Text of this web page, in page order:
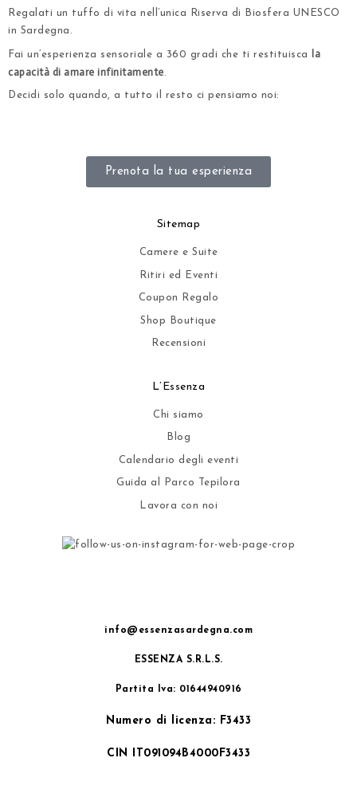
Regalati un tuffo di vita nell’unica Riserva di Biosfera UNESCO
in Sardegna.
Fai un’esperienza sensoriale a 360 gradi che ti restituisca la
capacità di amare infinitamente
Decidi solo quando, a tutto il resto ci pensiamo noi:
Prenota la tua esperienza
Sitemap
Camere e Suite
Ritiri ed Eventi
Coupon Regalo
Shop Boutique
Recensioni
L’Essenza
Chi siamo
Blog
Calendario degli eventi
Guida al Parco Tepilora
Lavora con noi
info@essenzasardegna.com
ESSENZA S.R.L.S.
Partita Iva: 01644940916
Numero di licenza: F3433
CIN IT091094B4000F3433